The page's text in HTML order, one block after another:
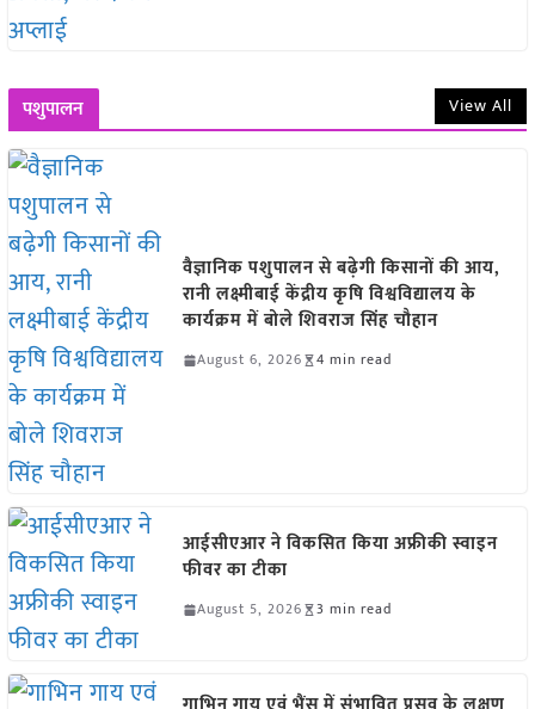
पशुपालन View All
वैज्ञानिक पशुपालन से बढ़ेगी किसानों की आय,
रानी लक्ष्मीबाई केंद्रीय कृषि विश्वविद्यालय के
कार्यक्रम में बोले शिवराज सिंह चौहान
August 6, 2026 4 min read
आईसीएआर ने विकसित किया अफ्रीकी स्वाइन
फीवर का टीका
August 5, 2026 3 min read